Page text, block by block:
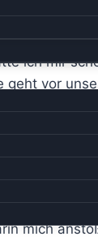
ich mir
vor
Es ist
mehr
ich daraus
ins
mich